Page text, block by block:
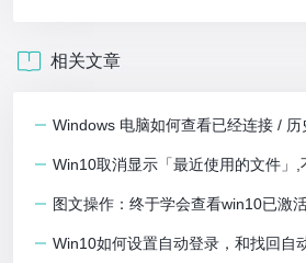
相关文章
Windows 电脑如何查看已经连接 /
Win10取消显示「最近使用的文件」,
图文操作：终于学会查看win10已激
Win10如何设置自动登录，和找回自